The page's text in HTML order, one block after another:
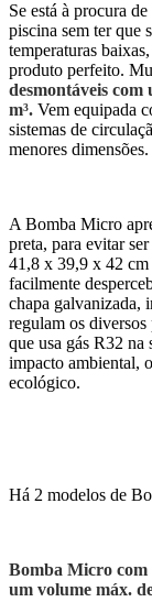
Se está à procura
piscina sem ter que
temperaturas baixas,
produto perfeito.
desmontáveis com
m³. Vem equipada
sistemas de
menores dimensões.
A Bomba Micro
preta, para evitar
41,8 x 39,9 x 42 cm
facilmente
chapa galvanizada,
regulam os diversos
que usa gás R32
impacto ambiental,
ecológico.
Há 2 modelos de
Bomba Micro com
um volume máx.